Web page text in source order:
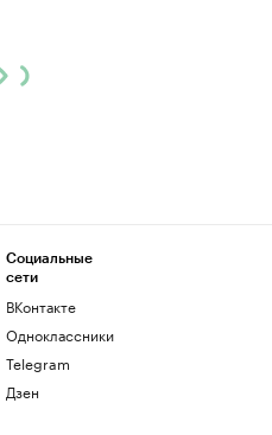
Социальные
сети
ВКонтакте
Одноклассники
Telegram
Дзен